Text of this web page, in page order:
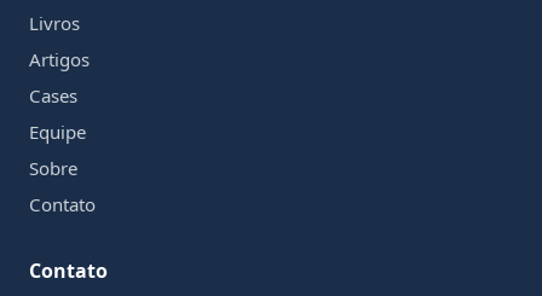
Livros
Artigos
Cases
Equipe
Sobre
Contato
Contato